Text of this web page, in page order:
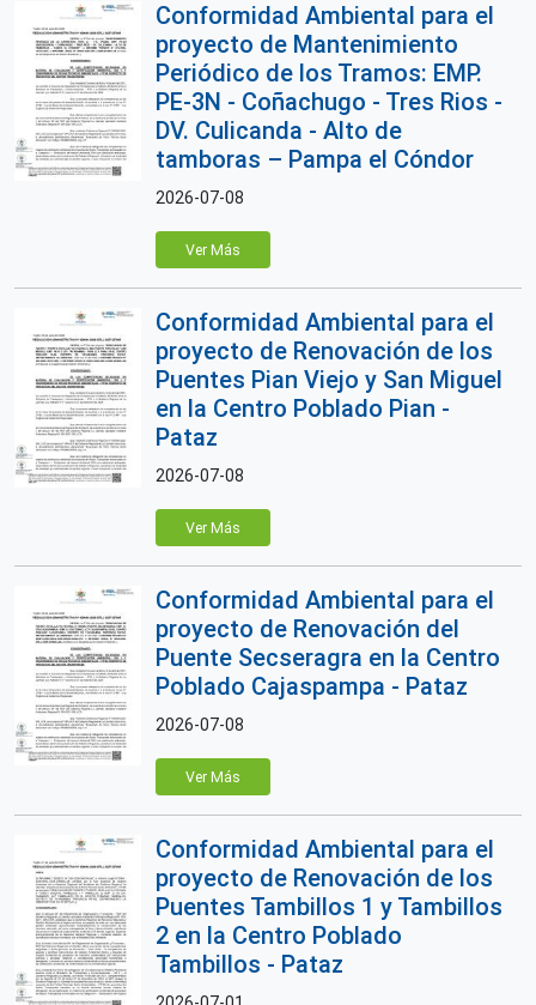
Conformidad Ambiental para el
proyecto de Mantenimiento
Periódico de los Tramos: EMP.
PE-3N - Coñachugo - Tres Rios -
DV. Culicanda - Alto de
tamboras – Pampa el Cóndor
2026-07-08
Ver Más
Conformidad Ambiental para el
proyecto de Renovación de los
Puentes Pian Viejo y San Miguel
en la Centro Poblado Pian -
Pataz
2026-07-08
Ver Más
Conformidad Ambiental para el
proyecto de Renovación del
Puente Secseragra en la Centro
Poblado Cajaspampa - Pataz
2026-07-08
Ver Más
Conformidad Ambiental para el
proyecto de Renovación de los
Puentes Tambillos 1 y Tambillos
2 en la Centro Poblado
Tambillos - Pataz